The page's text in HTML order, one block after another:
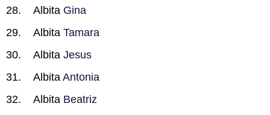
Albita Gina
Albita Tamara
Albita Jesus
Albita Antonia
Albita Beatriz